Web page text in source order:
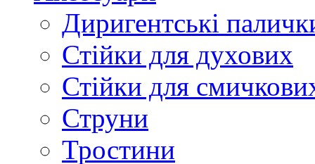
Диригентські
Стійки для духових
Стійки для
Струни
Тростини